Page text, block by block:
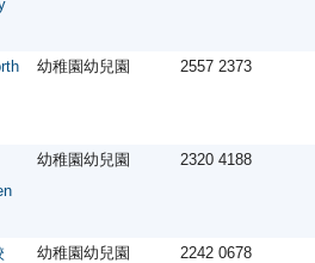
幼稚園幼兒園 2557 2373
幼稚園幼兒園 2320 4188
幼稚園幼兒園 2242 0678